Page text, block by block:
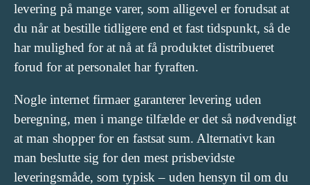
levering på mange varer, som alligevel er forudsat at
du når at bestille tidligere end et fast tidspunkt, så de
har mulighed for at nå at få produktet distribueret
forud for at personalet har fyraften.
Nogle internet firmaer garanterer levering uden
beregning, men i mange tilfælde er det så nødvendigt
at man shopper for en fastsat sum. Alternativt kan
man beslutte sig for den mest prisbevidste
leveringsmåde, som typisk – uden hensyn til om du